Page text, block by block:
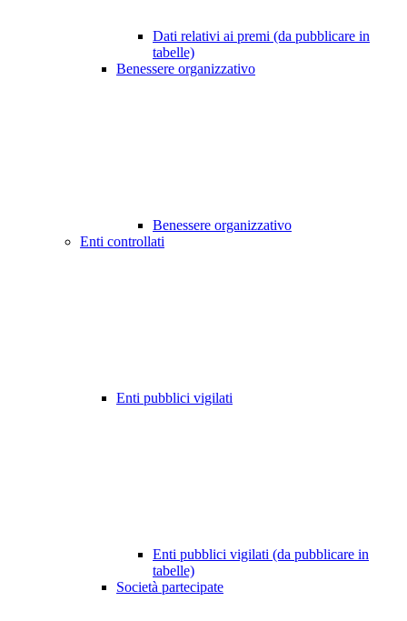
Dati relativi ai premi (da pubblicare in
tabelle)
Benessere organizzativo
Benessere organizzativo
Enti controllati
Enti pubblici vigilati
Enti pubblici vigilati (da pubblicare in
tabelle)
Società partecipate